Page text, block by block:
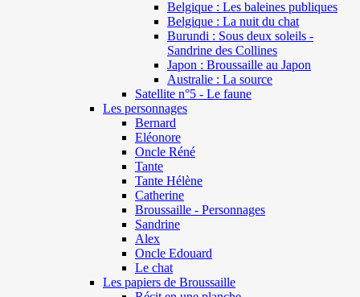
Belgique : Les baleines publiques
Belgique : La nuit du chat
Burundi : Sous deux soleils -
Sandrine des Collines
Japon : Broussaille au Japon
Australie : La source
Satellite n°5 - Le faune
Les personnages
Bernard
Eléonore
Oncle Réné
Tante
Tante Hélène
Catherine
Broussaille - Personnages
Sandrine
Alex
Oncle Edouard
Le chat
Les papiers de Broussaille